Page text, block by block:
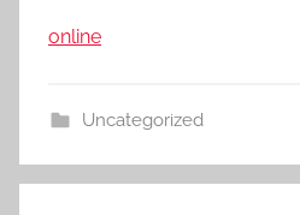
online
Uncategorized